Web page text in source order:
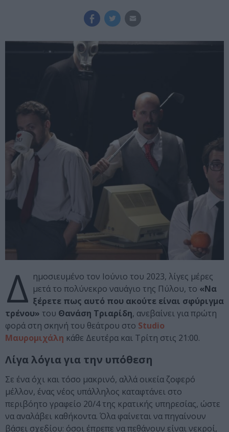
Δ ημοσιευμένο τον Ιούνιο του 2023, λίγες μέρες
μετά το πολύνεκρο ναυάγιο της Πύλου, το «Να
ξέρετε πως αυτό που ακούτε είναι σφύριγμα
τρένου» του Θανάση Τριαρίδη, ανεβαίνει για πρώτη
φορά στη σκηνή του θεάτρου στο Studio
Μαυρομιχάλη κάθε Δευτέρα και Τρίτη στις 21:00.
Λίγα λόγια για την υπόθεση
Σε ένα όχι και τόσο μακρινό, αλλά οικεία ζοφερό
μέλλον, ένας νέος υπάλληλος καταφτάνει στο
περιβόητο γραφείο 20/4 της κρατικής υπηρεσίας, ώστε
να αναλάβει καθήκοντα. Όλα φαίνεται να πηγαίνουν
βάσει σχεδίου: όσοι έπρεπε να πεθάνουν είναι νεκροί,